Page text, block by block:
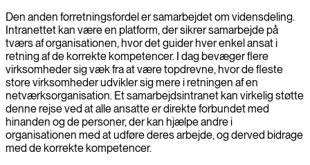
Den anden forretningsfordel er samarbejdet om vidensdeling.
Intranettet kan være en platform, der sikrer samarbejde på
tværs af organisationen, hvor det guider hver enkel ansat i
retning af de korrekte kompetencer. I dag bevæger flere
virksomheder sig væk fra at være topdrevne, hvor de fleste
store virksomheder udvikler sig mere i retningen af en
netværksorganisation. Et samarbejdsintranet kan virkelig støtte
denne rejse ved at alle ansatte er direkte forbundet med
hinanden og de personer, der kan hjælpe andre i
organisationen med at udføre deres arbejde, og derved bidrage
med de korrekte kompetencer.